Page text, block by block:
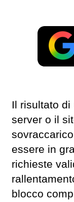
Il risultato di
server o il
essere in
richieste
blocco